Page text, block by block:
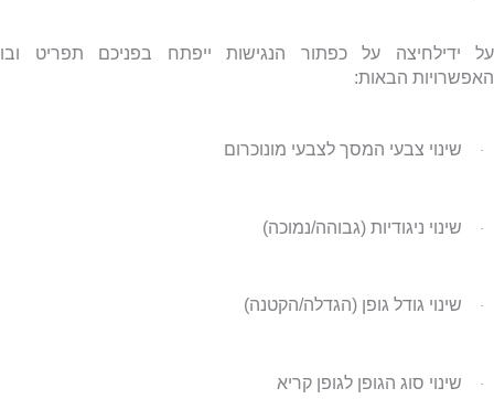
על ידילחיצה על כפתור הנגישות ייפתח בפניכם תפריט ובו
האפשרויות הבאות:
· שינוי צבעי המסך לצבעי מונוכרום
· שינוי ניגודיות (גבוהה/נמוכה)
· שינוי גודל גופן (הגדלה/הקטנה)
· שינוי סוג הגופן לגופן קריא